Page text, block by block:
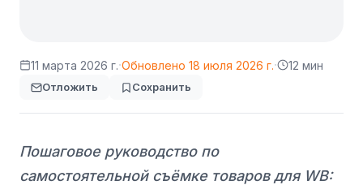
11 марта 2026 г.·Обновлено 18 июля 2026 г.· 12 мин
Отложить Сохранить
Пошаговое руководство по
самостоятельной съёмке товаров для WB: